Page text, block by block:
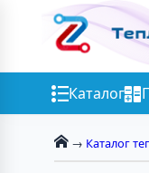
Каталог
→ Каталог